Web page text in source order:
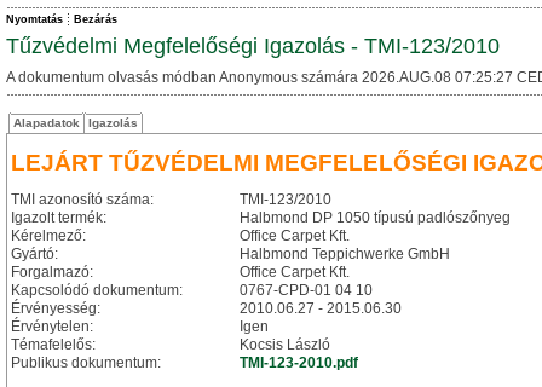
Nyomtatás Bezárás
Tűzvédelmi Megfelelőségi Igazolás - TMI-123/2010
A dokumentum olvasás módban Anonymous számára 2026.AUG.08 07:25:27
Alapadatok Igazolás
LEJÁRT TŰZVÉDELMI MEGFELELŐSÉGI
TMI azonosító száma:
TMI-123/2010
Igazolt termék:
Halbmond DP 1050 típusú padlószőnyeg
Kérelmező:
Office Carpet Kft.
Gyártó:
Halbmond Teppichwerke GmbH
Forgalmazó:
Office Carpet Kft.
Kapcsolódó dokumentum:
0767-CPD-01 04 10
Érvényesség:
2010.06.27 - 2015.06.30
Érvénytelen:
Igen
Témafelelős:
Kocsis László
Publikus dokumentum:
TMI-123-2010.pdf